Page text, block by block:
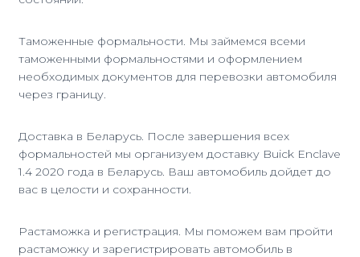
Таможенные формальности. Мы займемся всеми
таможенными формальностями и оформлением
необходимых документов для перевозки автомобиля
через границу.
Доставка в Беларусь. После завершения всех
формальностей мы организуем доставку Buick Enclave
1.4 2020 года в Беларусь. Ваш автомобиль дойдет до
вас в целости и сохранности.
Растаможка и регистрация. Мы поможем вам пройти
растаможку и зарегистрировать автомобиль в